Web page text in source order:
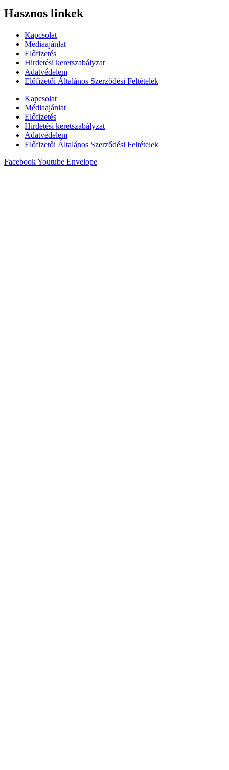
Hasznos linkek
Kapcsolat
Médiaajánlat
Előfizetés
Hirdetési keretszabályzat
Adatvédelem
Előfizetői Általános Szerződési Feltételek
Kapcsolat
Médiaajánlat
Előfizetés
Hirdetési keretszabályzat
Adatvédelem
Előfizetői Általános Szerződési Feltételek
FacebookYoutube Envelope